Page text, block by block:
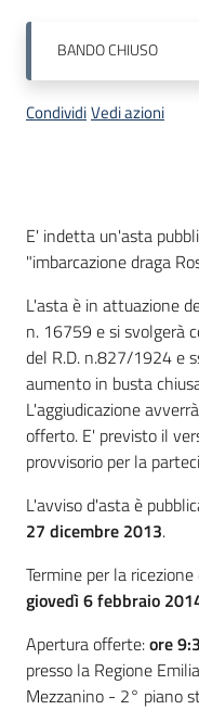
BANDOCHIUSO
CondividiVedi azioni
Descrizione
E' indetta un'asta
"imbarcazione draga
L'asta è in attuazione
n. 16759 e si svolgerà
del R.D. n.827/1924 e
aumento in busta
L'aggiudicazione
offerto. E' previsto il
provvisorio per la
L'avviso d'asta è
27 dicembre 2013.
Termine per la
giovedì 6 febbraio
Apertura offerte:ore
presso la Regione
Mezzanino - 2° piano